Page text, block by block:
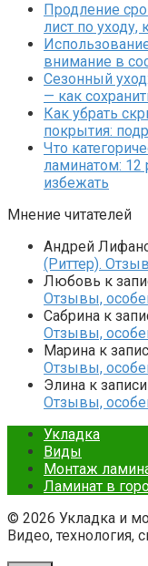
Продление
лист по уходу,
внимание в
Сезонный
— как
Как убрать
покрытия:
Что
ламинатом: 12
избежать
Мнение читателей
Андрей
(Риттер).
Любовь к
Отзывы,
Сабрина к
Отзывы,
Марина к
Отзывы,
Элина к записи
Отзывы,
Укладка
Виды
Монтаж
Ламинат в
© 2026 Укладка и
Видео, технология,